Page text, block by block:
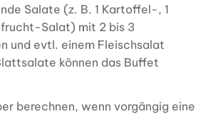
Salate (z. B. 1 Kartoffel-, 1
Salat) mit 2 bis 3
und evtl. einem Fleischsalat
können das Buffet
berechnen, wenn vorgängig eine